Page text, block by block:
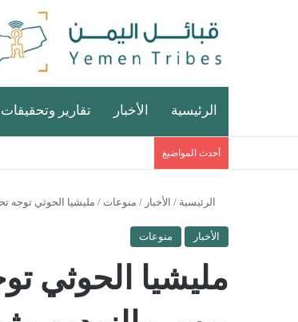
الرئيسية الأخبار تقارير وتحقيقات
أحدث المواضيغ
الرئيسية / الأخبار / منوعات / مليشيا الحوثي توجه
الأخبار منوعات
مليشيا الحوثي